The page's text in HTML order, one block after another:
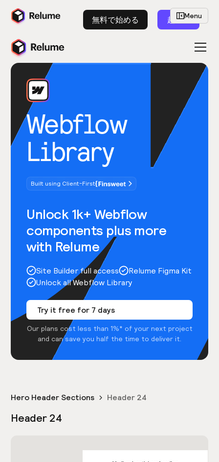
無料で始める 起動
Webflow
Library
Built using Client-First
Unlock 1k+ Webflow
components plus more
with Relume
Site Builder full access
Relume Figma Kit
Unlock all Webflow Library
Try it free for 7 days
Our plans cost less than 1%* of your next project
and can save you half the time to deliver it.
Menu
Hero Header Sections Header 24
Header 24